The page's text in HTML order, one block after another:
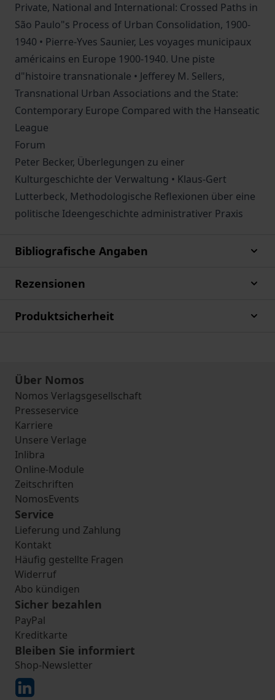
Private, National and International: Crossed Paths in
São Paulo"s Process of Urban Consolidation, 1900-
1940 • Pierre-Yves Saunier, Les voyages municipaux
américains en Europe 1900-1940. Une piste
d"histoire transnationale • Jefferey M. Sellers,
Transnational Urban Associations and the State:
Contemporary Europe Compared with the Hanseatic
League
Forum
Peter Becker, Überlegungen zu einer
Kulturgeschichte der Verwaltung • Klaus-Gert
Lutterbeck, Methodologische Reflexionen über eine
politische Ideengeschichte administrativer Praxis
Bibliografische Angaben
Rezensionen
Produktsicherheit
Über Nomos
Nomos Verlagsgesellschaft
Presseservice
Karriere
Unsere Verlage
Inlibra
Online-Module
Zeitschriften
NomosEvents
Service
Lieferung und Zahlung
Kontakt
Häufig gestellte Fragen
Widerruf
Abo kündigen
Sicher bezahlen
PayPal
Kreditkarte
Bleiben Sie informiert
Shop-Newsletter